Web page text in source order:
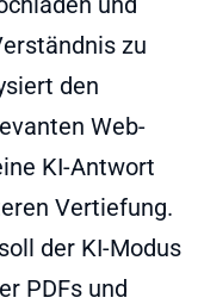
zu
den
Web-
KI-Antwort
Vertiefung.
der KI-Modus
PDFs und